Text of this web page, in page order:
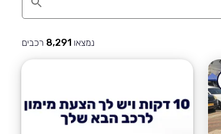
נמצאו 8,291 רכבים